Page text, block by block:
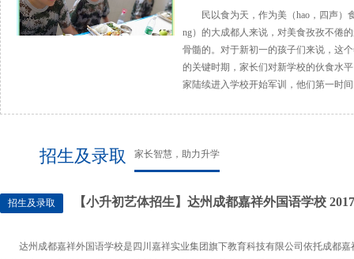
民以食为天，作为美（hao，四声）
ng）的大成都人来说，对美食孜孜不倦
骨髓的。对于新初一的孩子们来说，这
的关键时期，家长们对新学校的伙食水
家陆续进入学校开始军训，他们第一时间
招生及录取 家长智慧，助力升学
招生及录取 【小升初艺体招生】达州成都嘉祥外国语学校
达州成都嘉祥外国语学校是四川嘉祥实业集团旗下教育科技有限公司依托成都